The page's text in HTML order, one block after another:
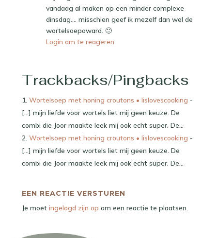
vandaag al maken op een minder complexe
dinsdag…. misschien geef ik mezelf dan wel de
wortelsoepaward. 🙂
Login om te reageren
Trackbacks/Pingbacks
Wortelsoep met honing croutons • lislovescooking -
[…] mijn liefde voor wortels liet mij geen keuze. De
combi die Joor maakte leek mij ook echt super. De…
Wortelsoep met honing croutons • lislovescooking -
[…] mijn liefde voor wortels liet mij geen keuze. De
combi die Joor maakte leek mij ook echt super. De…
EEN REACTIE VERSTUREN
Je moet ingelogd zijn op om een reactie te plaatsen.